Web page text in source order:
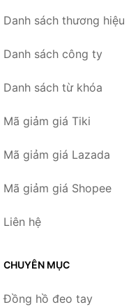
Danh sách thương hiệu
Danh sách công ty
Danh sách từ khóa
Mã giảm giá Tiki
Mã giảm giá Lazada
Mã giảm giá Shopee
Liên hệ
CHUYÊN MỤC
Đồng hồ đeo tay